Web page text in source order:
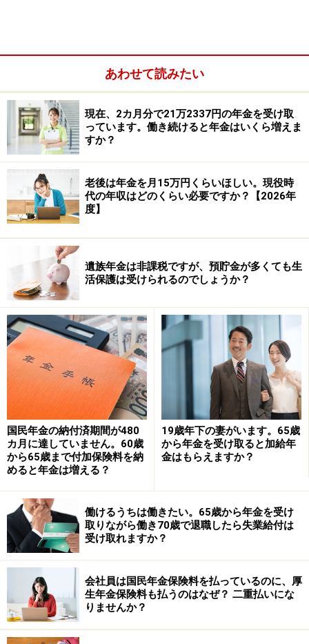
基礎年金に上乗せして65歳から受け取ることができま
さらに、下記の要件を満たす人は、65歳になる前に受け
取れる年金があります。これを「特別支給の老齢厚生年
金」といいます。
昭和60年に、法律改正が行われ、老齢厚生年金の受給開
始年齢が60歳から65歳に引き上げられました。「特別支
給の老齢厚生年金」は、老齢厚生年金の受給開始年齢を
段階的にすることで、スムーズに改正を実施するために
■60代前半でもらえる「特別支給の老齢厚生年金」を受
け取れる人は、次の要件を満たす人です
●男性：昭和36年4月1日以前生まれ
●女性：昭和41年4月1日以前生まれ
●老齢基礎年金の受給資格期間（10年）がある
●厚生年金保険等に1年以上加入していた
●生年月日に応じた受給開始年齢に達している
あわせて読みたい
現在、2カ月分で21万2337円の年金を受け取
っています。働き続けると年金はいくら増えま
すか？
老後は年金を月15万円くらいほしい。現役時
代の年収はどのくらい必要ですか？【2026年
度】
遺族年金は非課税ですが、預貯金が多くても生
活保護は受けられるのでしょうか？
国民年金の納付済期間が480
カ月に達していません。60歳
から65歳まで付加保険料を納
めると年金は増える？
19歳年下の妻がいます。65歳
から年金を受け取ると加給年
金はもらえますか？
働けるうちは働きたい。65歳から年金を受け
取りながら働き70歳で退職したら失業給付は
受け取れますか？
会社員は国民年金保険料を払っているのに、厚
生年金保険料も払うのはなぜ？ 二重払いにな
りませんか？